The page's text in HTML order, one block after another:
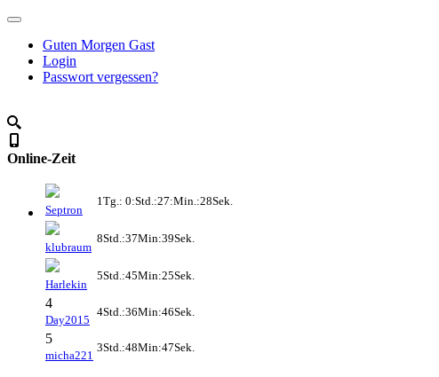
Guten Morgen Gast
Login
Passwort vergessen?
Online-Zeit
Septron
1Tg.: 0:Std.:27:Min.:28Sek.
klubraum
8Std.:37Min:39Sek.
Harlekin
5Std.:45Min:25Sek.
4
Day2015
4Std.:36Min:46Sek.
5
micha221
3Std.:48Min:47Sek.